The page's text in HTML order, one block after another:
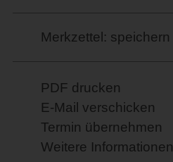
Merkzettel: speichern
PDF drucken
E-Mail verschicken
Termin übernehmen
Weitere Informationen